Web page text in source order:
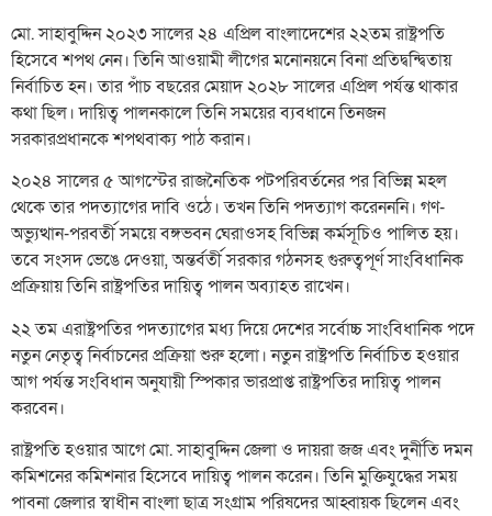
মো. সাহাবুদ্দিন ২০২৩ সালের ২৪ এপ্রিল বাংলাদেশের ২২তম রাষ্ট্রপতি
হিসেবে শপথ নেন। তিনি আওয়ামী লীগের মনোনয়নে বিনা প্রতিদ্বন্দ্বিতায়
নির্বাচিত হন। তার পাঁচ বছরের মেয়াদ ২০২৮ সালের এপ্রিল পর্যন্ত থাকার
কথা ছিল। দায়িত্ব পালনকালে তিনি সময়ের ব্যবধানে তিনজন
সরকারপ্রধানকে শপথবাক্য পাঠ করান।
২০২৪ সালের ৫ আগস্টের রাজনৈতিক পটপরিবর্তনের পর বিভিন্ন মহল
থেকে তার পদত্যাগের দাবি ওঠে। তখন তিনি পদত্যাগ করেনননি। গণ-
অভ্যুত্থান-পরবর্তী সময়ে বঙ্গভবন ঘেরাওসহ বিভিন্ন কর্মসূচিও পালিত হয়।
তবে সংসদ ভেঙে দেওয়া, অন্তর্বর্তী সরকার গঠনসহ গুরুত্বপূর্ণ সাংবিধানিক
প্রক্রিয়ায় তিনি রাষ্ট্রপতির দায়িত্ব পালন অব্যাহত রাখেন।
২২ তম এরাষ্ট্রপতির পদত্যাগের মধ্য দিয়ে দেশের সর্বোচ্চ সাংবিধানিক পদে
নতুন নেতৃত্ব নির্বাচনের প্রক্রিয়া শুরু হলো। নতুন রাষ্ট্রপতি নির্বাচিত হওয়ার
আগ পর্যন্ত সংবিধান অনুযায়ী স্পিকার ভারপ্রাপ্ত রাষ্ট্রপতির দায়িত্ব পালন
করবেন।
রাষ্ট্রপতি হওয়ার আগে মো. সাহাবুদ্দিন জেলা ও দায়রা জজ এবং দুর্নীতি দমন
কমিশনের কমিশনার হিসেবে দায়িত্ব পালন করেন। তিনি মুক্তিযুদ্ধের সময়
পাবনা জেলার স্বাধীন বাংলা ছাত্র সংগ্রাম পরিষদের আহ্বায়ক ছিলেন এবং